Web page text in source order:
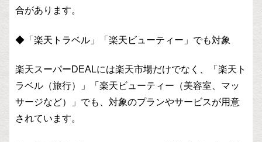
合があります。
◆「楽天トラベル」「楽天ビューティー」でも対象
楽天スーパーDEALには楽天市場だけでなく、「楽天ト
ラベル（旅行）」「楽天ビューティー（美容室、マッ
サージなど）」でも、対象のプランやサービスが用意
されています。